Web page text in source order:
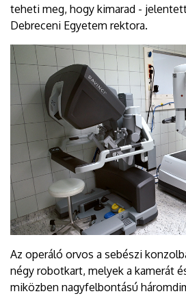
teheti meg, hogy kimarad -
Debreceni Egyetem rektora.
Az operáló orvos a sebészi
négy robotkart, melyek a kamerát
miközben nagyfelbontású